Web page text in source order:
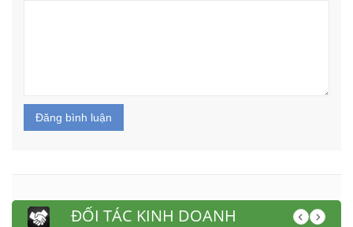
Đăng bình luận
ĐỐI TÁC KINH DOANH